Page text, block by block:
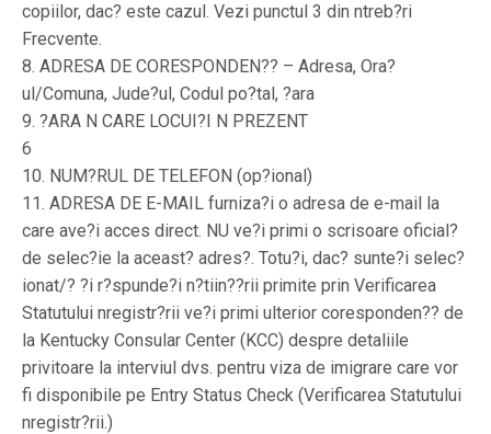
copiilor, dac? este cazul. Vezi punctul 3 din ntreb?ri
Frecvente.
8. ADRESA DE CORESPONDEN?? – Adresa, Ora?
ul/Comuna, Jude?ul, Codul po?tal, ?ara
9. ?ARA N CARE LOCUI?I N PREZENT
6
10. NUM?RUL DE TELEFON (op?ional)
11. ADRESA DE E-MAIL furniza?i o adresa de e-mail la
care ave?i acces direct. NU ve?i primi o scrisoare oficial?
de selec?ie la aceast? adres?. Totu?i, dac? sunte?i selec?
ionat/? ?i r?spunde?i n?tiin??rii primite prin Verificarea
Statutului nregistr?rii ve?i primi ulterior coresponden?? de
la Kentucky Consular Center (KCC) despre detaliile
privitoare la interviul dvs. pentru viza de imigrare care vor
fi disponibile pe Entry Status Check (Verificarea Statutului
nregistr?rii.)